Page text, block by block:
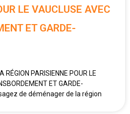
LE VAUCLUSE AVEC
ET GARDE-
RÉGION PARISIENNE POUR LE
ET GARDE-
de déménager de la région